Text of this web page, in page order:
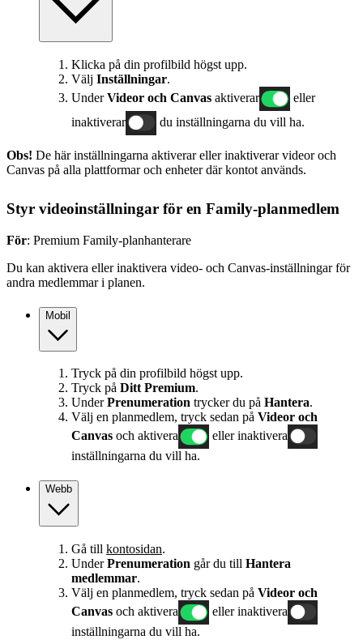
Klicka på din profilbild högst upp.
Välj Inställningar.
UnderVideor och Canvas aktiverar
eller
inaktiverar
du inställningarna du vill ha.
Obs! De här inställningarna aktiverar eller inaktiverar videor och
Canvas på alla plattformar och enheter där kontot används.
Styr videoinställningar för en Family‑planmedlem
För: Premium Family-planhanterare
Du kan aktivera eller inaktivera video- och Canvas-inställningar för
andra medlemmar i planen.
Mobil
Tryck på din profilbild högst upp.
Tryck på Ditt Premium.
UnderPrenumeration trycker du på Hantera.
Välj en planmedlem, tryck sedan på Videor och
Canvas och aktivera
eller inaktivera
inställningarna du vill ha.
Webb
Gå till kontosidan.
UnderPrenumeration går du till Hantera
medlemmar.
Välj en planmedlem, tryck sedan på Videor och
Canvas och aktivera
eller inaktivera
inställningarna du vill ha.